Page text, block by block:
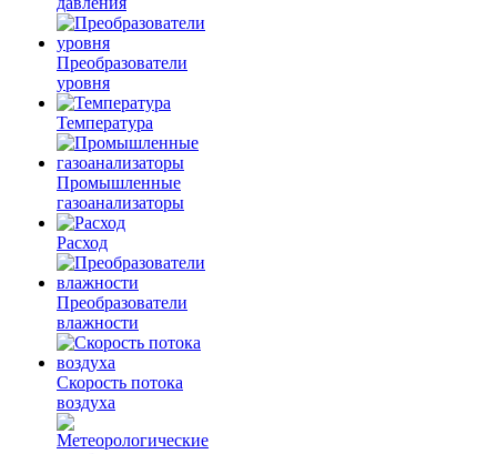
Преобразователи
уровня
Температура
Промышленные
газоанализаторы
Расход
Преобразователи
влажности
Скорость потока
воздуха